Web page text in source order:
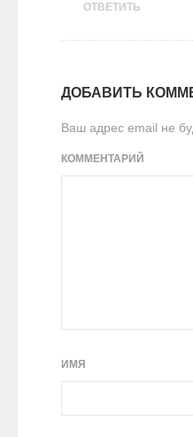
ОТВЕТИТЬ
ДОБАВИТЬ
Ваш адрес email не
КОММЕНТАРИЙ
ИМЯ